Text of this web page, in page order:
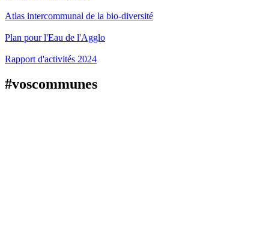
Atlas intercommunal de la bio-diversité
Plan pour l'Eau de l'Agglo
Rapport d'activités 2024
#voscommunes